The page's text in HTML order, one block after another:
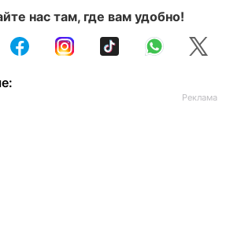
нас там, где вам удобно!